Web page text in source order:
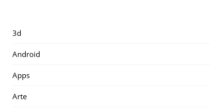
3d
Android
Apps
Arte